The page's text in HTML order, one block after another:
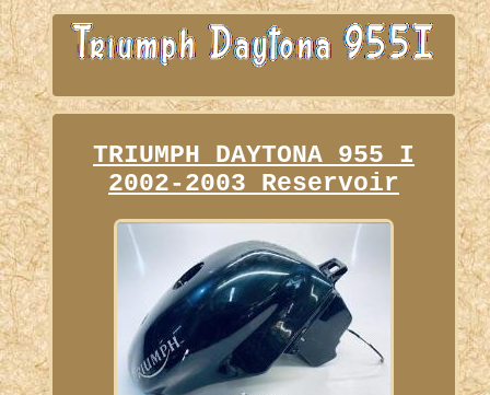
TRIUMPH DAYTONA 955 I
2002-2003 Reservoir